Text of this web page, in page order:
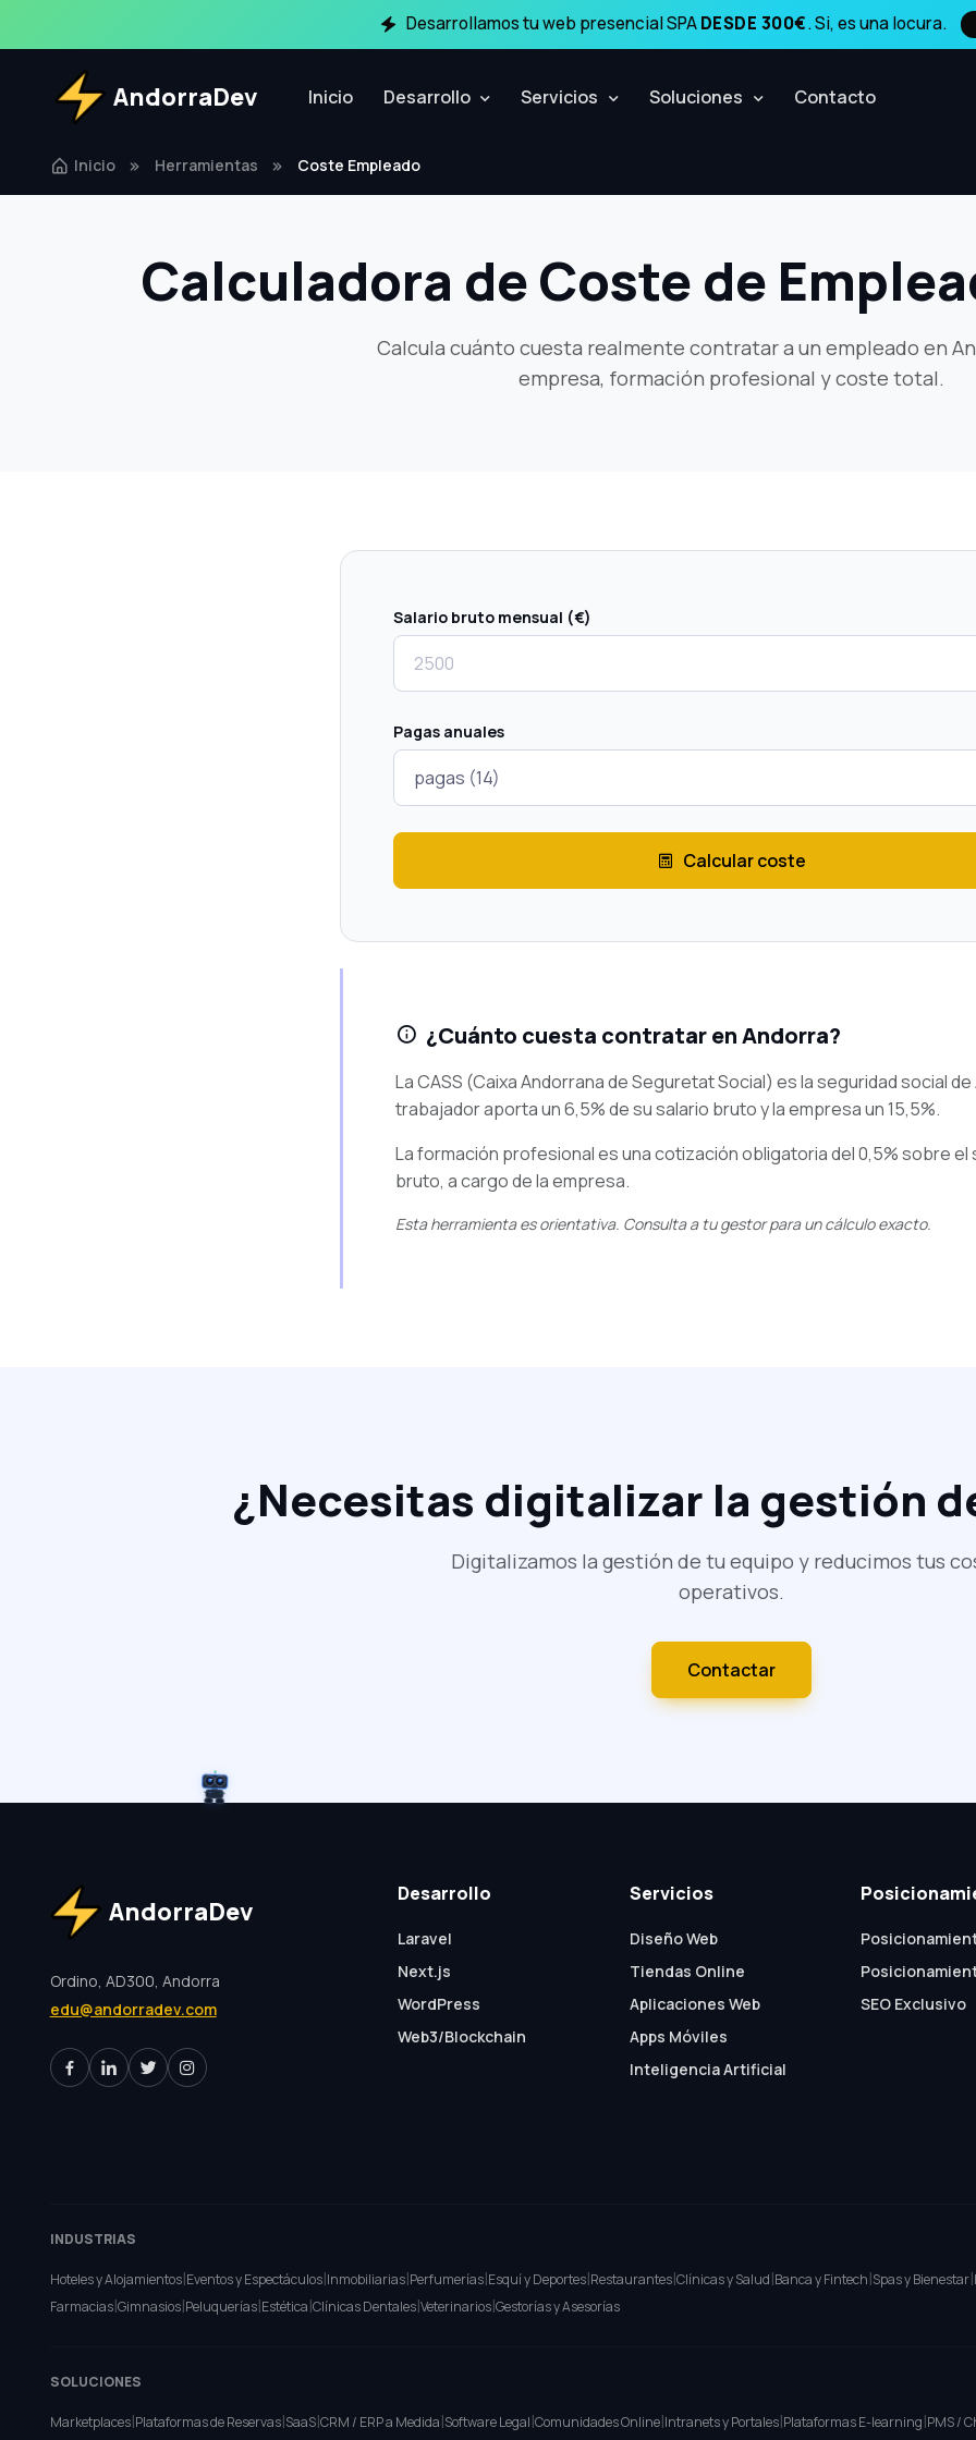
Desarrollamos tu web presencial SPADESDE 300€. Si, es una locura.
AndorraDev Inicio Desarrollo Servicios Soluciones Contacto
Inicio Herramientas Coste Empleado
Calculadora de Coste de
Calcula cuánto cuesta realmente contratar a un empleado en
empresa, formación profesional y coste total.
Salario bruto mensual (€)
Pagas anuales
Calcular coste
¿Cuánto cuesta contratar en Andorra?
La CASS (Caixa Andorrana de Seguretat Social) es la seguridad social de
trabajador aporta un 6,5% de su salario bruto y la empresa un 15,5%.
La formación profesional es una cotización obligatoria del 0,5% sobre el
bruto, a cargo de la empresa.
Esta herramienta es orientativa. Consulta a tu gestor para un cálculo exacto.
¿Necesitas digitalizar la gestión
Digitalizamos la gestión de tu equipo y reducimos tus
operativos.
Contactar
AndorraDev
Ordino, AD300, Andorra
edu@andorradev.com
Desarrollo
Laravel
Next.js
WordPress
Web3/Blockchain
Servicios
Diseño Web
Tiendas Online
Aplicaciones Web
Apps Móviles
Inteligencia Artificial
SEO Exclusivo
INDUSTRIAS
Hoteles y Alojamientos|Eventos y Espectáculos|Inmobiliarias|Perfumerías|Esquí y Deportes|Restaurantes|Clínicas y Salud|Banca y Fintech|Spas y Bienestar|
Farmacias|Gimnasios|Peluquerías|Estética|Clínicas Dentales|Veterinarios|Gestorías y Asesorías
SOLUCIONES
Marketplaces|Plataformas de Reservas|SaaS|CRM / ERP a Medida|Software Legal|Comunidades Online|Intranets y Portales|Plataformas E-learning|PMS /